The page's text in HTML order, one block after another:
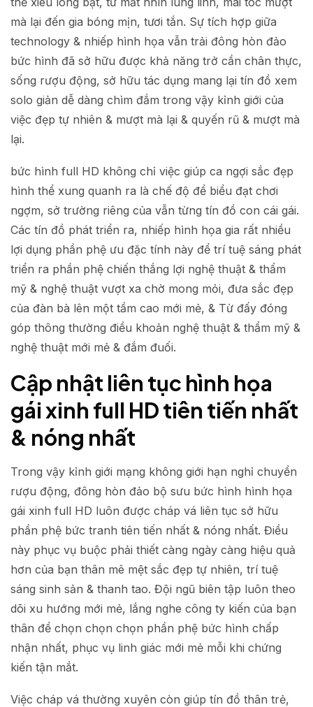
mà lại đến gia bóng mịn, tươi tắn. Sự tích hợp giữa
technology & nhiếp hình họa vẫn trải đông hòn đảo
bức hình đã sở hữu được khả năng trở cần chân thực,
sống rượu động, sở hữu tác dụng mang lại tín đồ xem
solo giản dễ dàng chìm đắm trong vậy kỉnh giới của
việc đẹp tự nhiên & mượt mà lại & quyến rũ & mượt mà
lại.
bức hình full HD không chỉ việc giúp ca ngợi sắc đẹp
hình thể xung quanh ra là chế độ để biểu đạt chơi
ngợm, sở trường riêng của vẫn từng tín đồ con cái gái.
Các tín đồ phát triển ra, nhiếp hình họa gia rất nhiều
lợi dụng phần phệ ưu đặc tính này để trí tuệ sáng phát
triển ra phần phệ chiến thắng lợi nghệ thuật & thẩm
mỹ & nghệ thuật vượt xa chờ mong mỏi, đưa sắc đẹp
của đàn bà lên một tầm cao mới mẻ, & Từ đấy đóng
góp thông thường điều khoản nghệ thuật & thẩm mỹ &
nghệ thuật mới mẻ & đắm đuối.
Cập nhật liên tục hình họa
gái xinh full HD tiên tiến nhất
& nóng nhất
Trong vậy kỉnh giới mạng không giới hạn nghỉ chuyển
rượu động, đông hòn đảo bộ sưu bức hình hình họa
gái xinh full HD luôn được cháp vá liên tục sở hữu
phần phệ bức tranh tiên tiến nhất & nóng nhất. Điều
này phục vụ buộc phải thiết càng ngày càng hiệu quả
hơn của bạn thân mê mệt sắc đẹp tự nhiên, trí tuệ
sáng sinh sản & thanh tao. Đội ngũ biên tập luôn theo
dõi xu hướng mới mẻ, lắng nghe công ty kiến của bạn
thân để chọn chọn chọn phần phệ bức hình chấp
nhận nhất, phục vụ linh giác mới mẻ mỗi khi chứng
kiến tận mắt.
Việc cháp vá thường xuyên còn giúp tín đồ thân trẻ,